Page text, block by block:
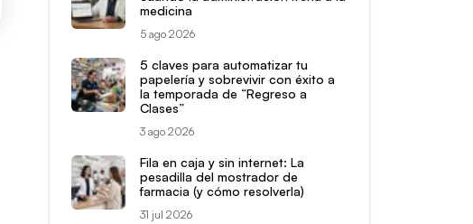
medicina
5 ago 2026
5 claves para automatizar tu
papelería y sobrevivir con éxito a
la temporada de “Regreso a
Clases”
3 ago 2026
Fila en caja y sin internet: La
pesadilla del mostrador de
farmacia (y cómo resolverla)
31 jul 2026